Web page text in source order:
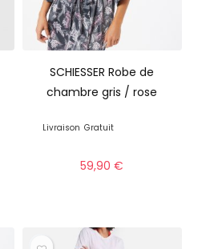
SCHIESSER Robe de
chambre gris / rose
Livraison Gratuit
59,90€